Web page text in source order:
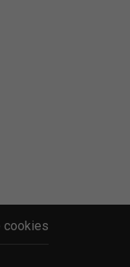
cookies